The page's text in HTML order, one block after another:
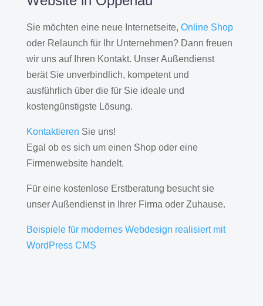
Sie möchten eine neue Internetseite, Online Shop
oder Relaunch für Ihr Unternehmen? Dann freuen
wir uns auf Ihren Kontakt. Unser Außendienst
berät Sie unverbindlich, kompetent und
ausführlich über die für Sie ideale und
kostengünstigste Lösung.
Kontaktieren Sie uns!
Egal ob es sich um einen Shop oder eine
Firmenwebsite handelt.
Für eine kostenlose Erstberatung besucht sie
unser Außendienst in Ihrer Firma oder Zuhause.
Beispiele für modernes Webdesign realisiert mit
WordPress CMS